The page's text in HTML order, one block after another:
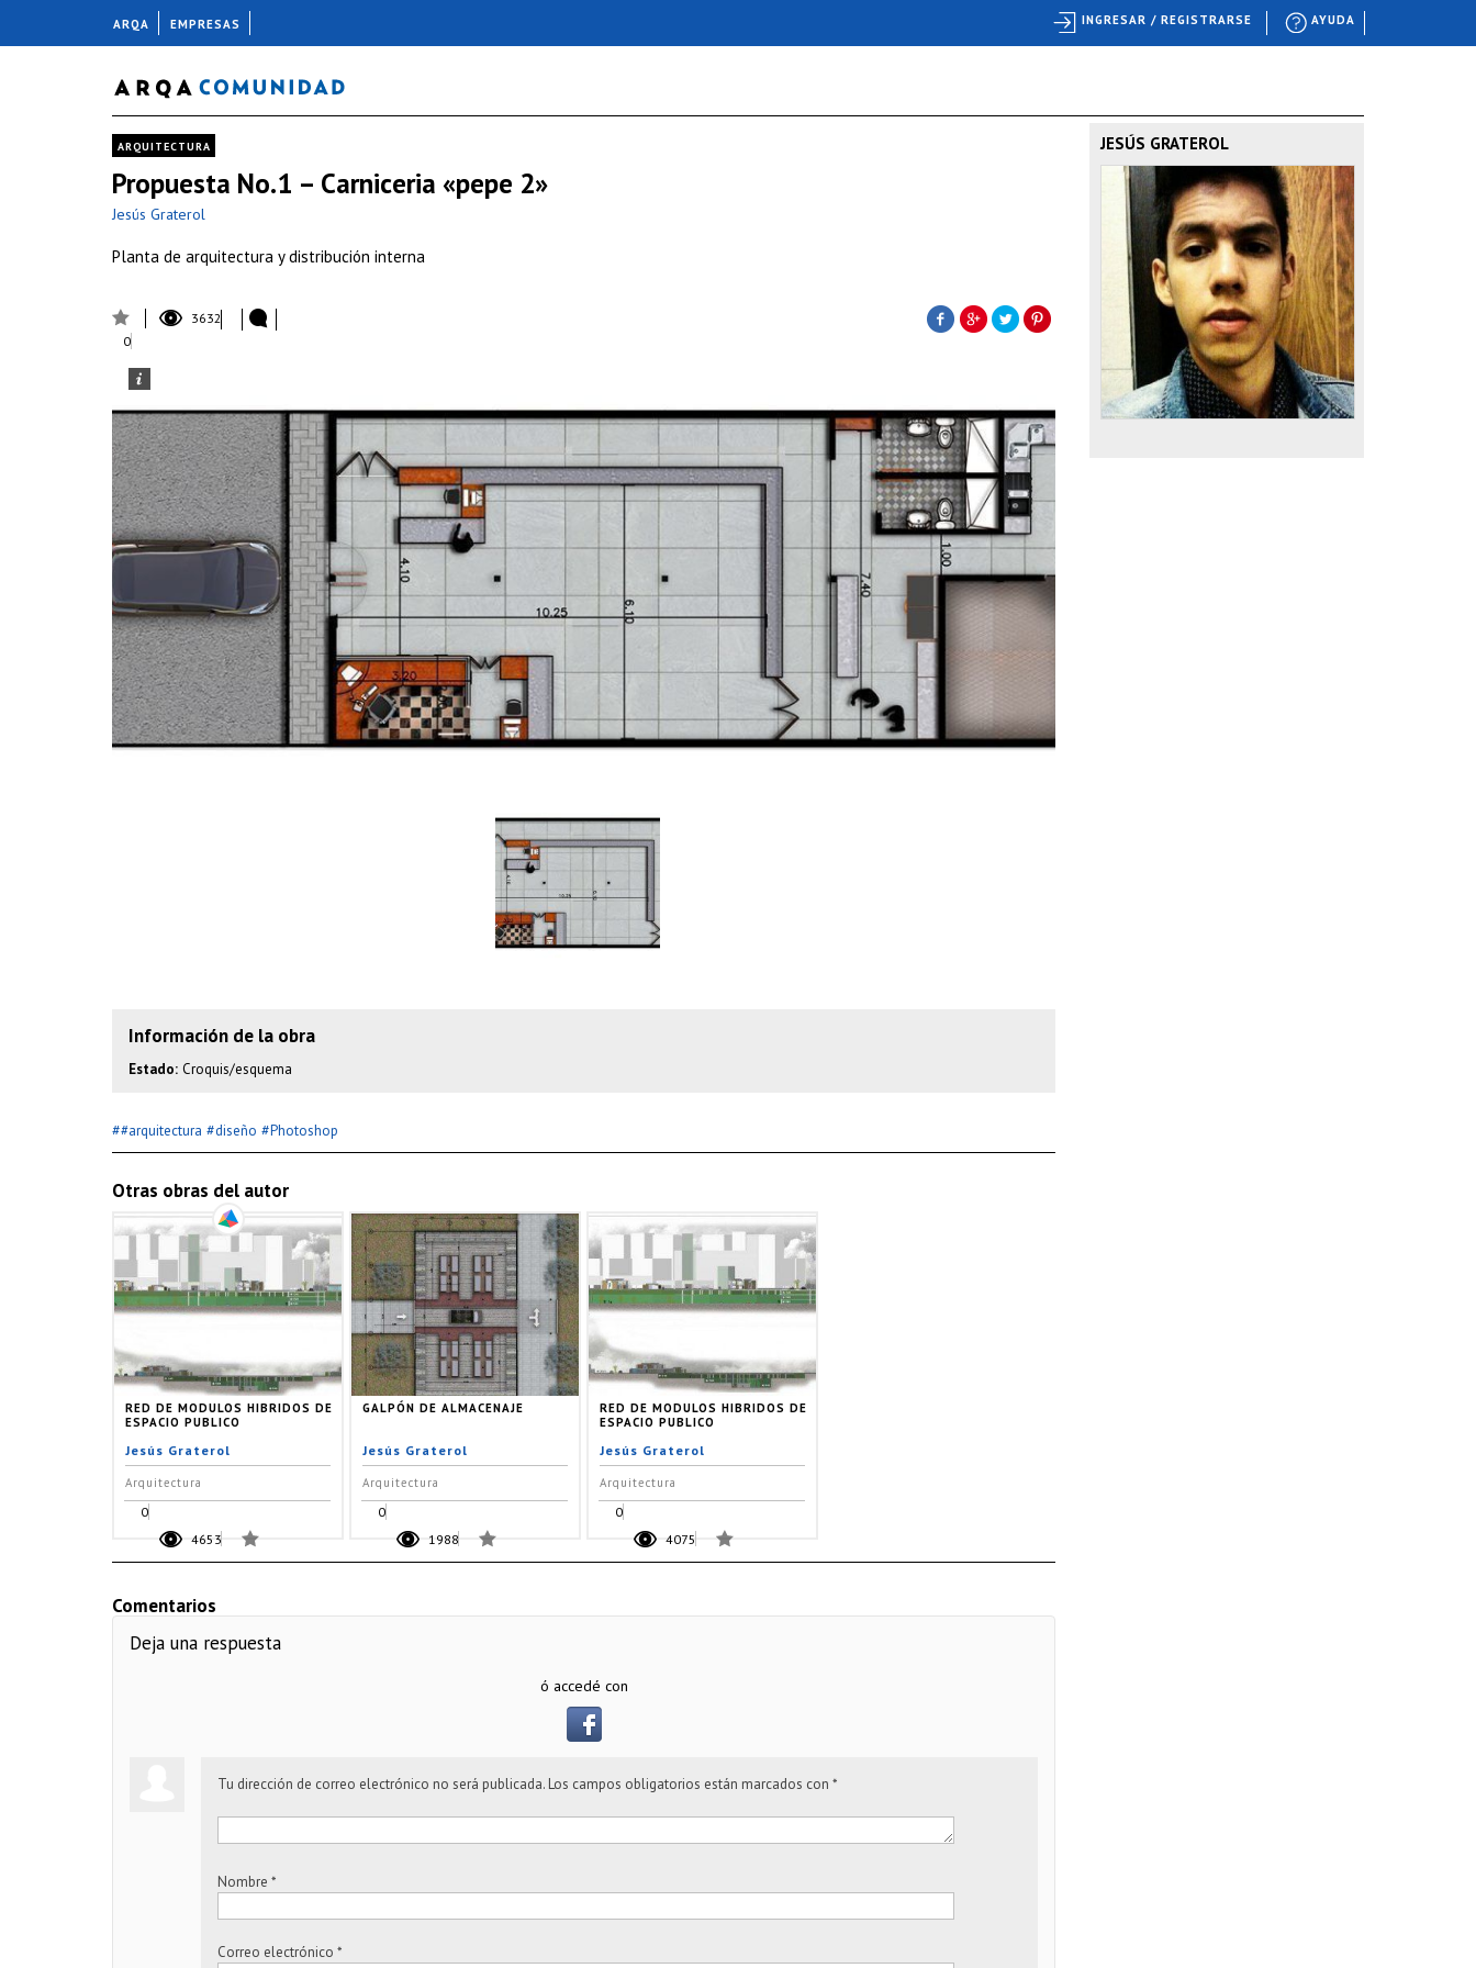
ARQUITECTURA
Propuesta No.1 – Carniceria «pepe 2»
Jesús Graterol
Planta de arquitectura y distribución interna
3632
0
Información de la obra
Estado: Croquis/esquema
##arquitectura #diseño #Photoshop
Otras obras del autor
RED DE MODULOS HIBRIDOS DE
ESPACIO PUBLICO
Jesús Graterol
Arquitectura
0
4653
GALPÓN DE ALMACENAJE
Jesús Graterol
Arquitectura
0
1988
RED DE MODULOS HIBRIDOS DE
ESPACIO PUBLICO
Jesús Graterol
Arquitectura
0
4075
Comentarios
Deja una respuesta
ó accedé con
Tu dirección de correo electrónico no será publicada. Los campos obligatorios están marcados con *
Nombre *
Correo electrónico *
JESÚS GRATEROL
ARQA EMPRESAS AYUDA
INGRESAR / REGISTRARSE